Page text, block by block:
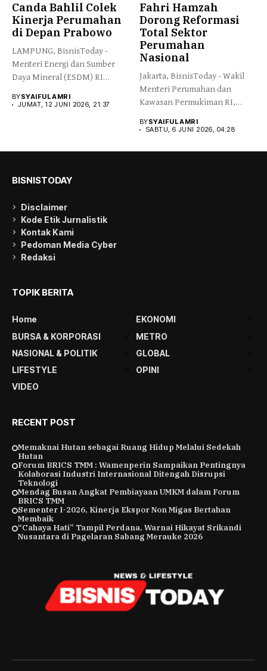
Canda Bahlil Colek
Kinerja Perumahan
di Depan Prabowo
LAMPUNG, BisnisToday -
Menteri Energi dan Sumber
Daya Mineral (ESDM) RI
BYSYAIFUL AMRI
JUMAT, 12 JUNI 2026, 21:37
Fahri Hamzah
Dorong Reformasi
Total Sektor
Perumahan
Nasional
Jakarta, BisnisToday - Wakil
Menteri Perumahan dan
Kawasan Permukiman RI,
BYSYAIFUL AMRI
SABTU, 6 JUNI 2026, 04:28
BISNISTODAY
Disclaimer
Kode Etik Jurnalistik
Kontak Kami
Pedoman Media Cyber
Redaksi
TOPIK BERITA
Home
EKONOMI
BURSA & KORPORASI
METRO
NASIONAL & POLITIK
GLOBAL
LIFESTYLE
OPINI
VIDEO
RECENT POST
Memaknai Hutan sebagai Ruang Hidup Melalui Sedekah
Hutan
Forum BRICS TMM : Wamenperin Sampaikan Pentingnya
Kolaborasi Industri Internasional Ditengah Disrupsi
Teknologi
Mendag Busan Angkat Pembiayaan UMKM dalam Forum
BRICS TMM
Sementer I-2026, Kinerja Ekspor Non Migas Bertahan
Membaik
“Cahaya Hati” Tampil Perdana, Warnai Hikayat Srikandi
Nusantara di Pagelaran Sabang Merauke 2026